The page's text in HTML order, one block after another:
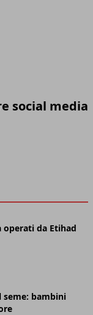
social media
operati da Etihad
seme: bambini